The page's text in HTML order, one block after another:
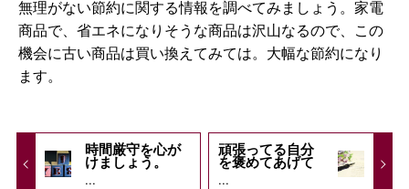
無理がない節約に関する情報を調べてみましょう。家電
商品で、省エネになりそうな商品は沢山なるので、この
機会に古い商品は買い換えてみては。大幅な節約になり
ます。
時間厳守を心が
けましょう。
...
頑張ってる自分
を褒めてあげて
...